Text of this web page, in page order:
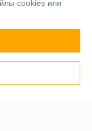
cookies или